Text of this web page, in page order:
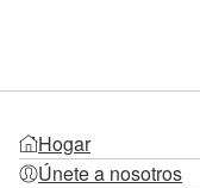
Hogar
Únete a nosotros